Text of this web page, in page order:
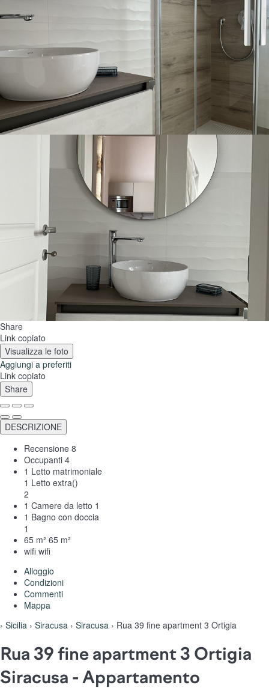
Share
Link copiato
Visualizza le foto
Aggiungi a preferiti
Link copiato
Share
DESCRIZIONE
Recensione 8
Occupanti 4
1 Letto matrimoniale
1 Letto extra()
2
1 Camere da letto 1
1 Bagno con doccia
1
65 m² 65 m²
wifi wifi
Alloggio
Condizioni
Commenti
Mappa
› Sicilia › Siracusa › Siracusa › Rua 39 fine apartment 3 Ortigia
Rua 39 fine apartment 3 Ortigia
Siracusa - Appartamento